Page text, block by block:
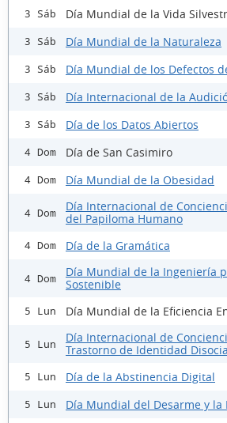
3 Sáb Día Mundial de la Vida
3 Sáb Día Mundial de la Naturaleza
3 Sáb Día Mundial de los Defectos
3 Sáb Día Internacional de la
3 Sáb Día de los Datos Abiertos
4 Dom Día de San Casimiro
4 Dom Día Mundial de la Obesidad
4 Dom
Día Internacional de
del Papiloma Humano
4 Dom Día de la Gramática
4 Dom
Día Mundial de la Ingeniería
Sostenible
5 Lun Día Mundial de la Eficiencia
5 Lun
Día Internacional de
Trastorno de Identidad
5 Lun Día de la Abstinencia Digital
5 Lun Día Mundial del Desarme y la